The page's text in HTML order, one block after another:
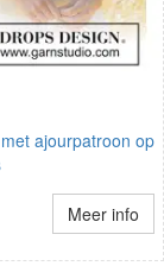
ajourpatroon op
Meer info